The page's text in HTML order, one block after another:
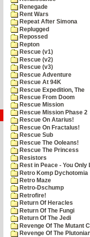
Renegade
Rent Wars
Repeat After Simona
Replugged
Repossed
Repton
Rescue (v1)
Rescue (v2)
Rescue (v3)
Rescue Adventure
Rescue At 94K
Rescue Expedition, The
Rescue From Doom
Rescue Mission
Rescue Mission Phase 2
Rescue On Atarius!
Rescue On Fractalus!
Rescue Sub
Rescue The Ooleans!
Rescue The Princess
Resistors
Rest in Peace - You Only
Retro Komp Dychotomia
Retro Maze
Retro-Dschump
Retrofire!
Return Of Heracles
Return Of The Fungi
Return Of The Jedi
Revenge Of The Mutant
Revenge Of The